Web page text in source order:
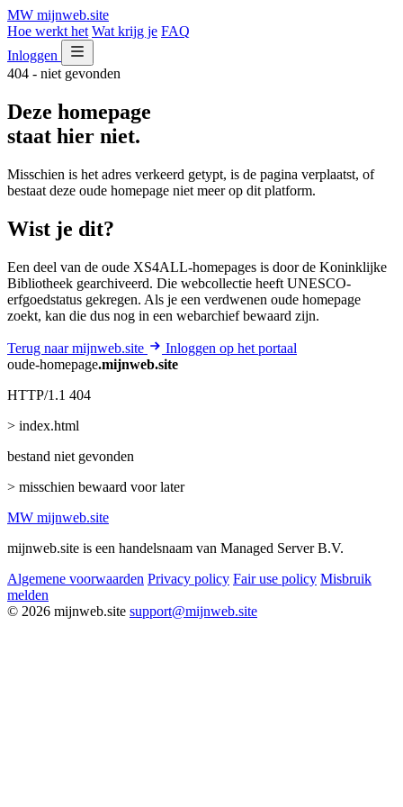
MW mijnweb.site
Hoe werkt het Wat krijg je FAQ
Inloggen
404 - niet gevonden
Deze homepage
staat hier niet.
Misschien is het adres verkeerd getypt, is de pagina verplaatst, of
bestaat deze oude homepage niet meer op dit platform.
Wist je dit?
Een deel van de oude XS4ALL-homepages is door de Koninklijke
Bibliotheek gearchiveerd. Die webcollectie heeft UNESCO-
erfgoedstatus gekregen. Als je een verdwenen oude homepage
zoekt, kan die dus nog in een webarchief bewaard zijn.
Terug naar mijnweb.site
Inloggen op het portaal
oude-homepage.mijnweb.site
HTTP/1.1 404
> index.html
bestand niet gevonden
> misschien bewaard voor later
MW mijnweb.site
mijnweb.site is een handelsnaam van Managed Server B.V.
Algemene voorwaarden Privacy policy Fair use policy Misbruik
melden
© 2026 mijnweb.site support@mijnweb.site